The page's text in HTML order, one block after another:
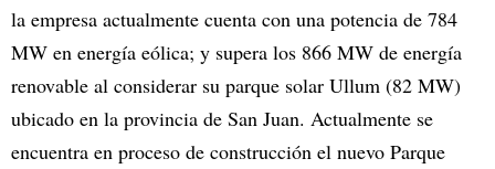
la empresa actualmente cuenta con una potencia de 784
MW en energía eólica; y supera los 866 MW de energía
renovable al considerar su parque solar Ullum (82 MW)
ubicado en la provincia de San Juan. Actualmente se
encuentra en proceso de construcción el nuevo Parque